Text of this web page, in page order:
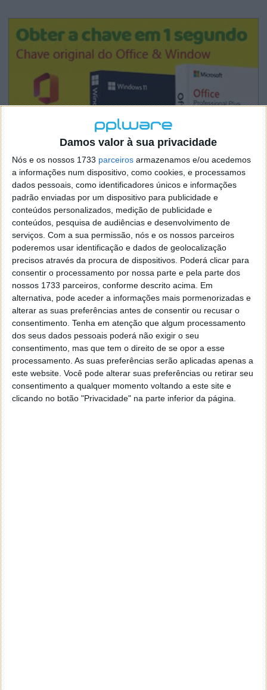
Damos valor à sua privacidade
Nós e os nossos 1733 parceiros armazenamos e/ou acedemos
a informações num dispositivo, como cookies, e processamos
dados pessoais, como identificadores únicos e informações
padrão enviadas por um dispositivo para publicidade e
conteúdos personalizados, medição de publicidade e
conteúdos, pesquisa de audiências e desenvolvimento de
serviços. Com a sua permissão, nós e os nossos parceiros
poderemos usar identificação e dados de geolocalização
precisos através da procura de dispositivos. Poderá clicar para
consentir o processamento por nossa parte e pela parte dos
nossos 1733 parceiros, conforme descrito acima. Em
alternativa, pode aceder a informações mais pormenorizadas e
alterar as suas preferências antes de consentir ou recusar o
consentimento. Tenha em atenção que algum processamento
dos seus dados pessoais poderá não exigir o seu
consentimento, mas que tem o direito de se opor a esse
processamento. As suas preferências serão aplicadas apenas a
este website. Você pode alterar suas preferências ou retirar seu
consentimento a qualquer momento voltando a este site e
clicando no botão "Privacidade" na parte inferior da página.